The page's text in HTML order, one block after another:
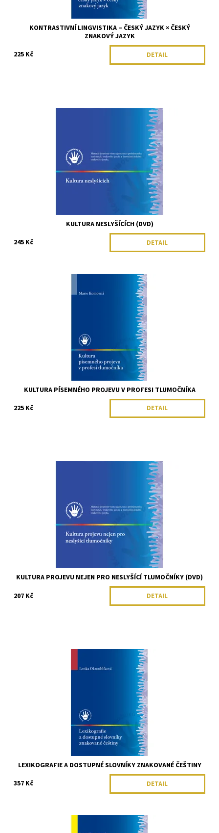
KONTRASTIVNÍ LINGVISTIKA – ČESKÝ JAZYK × ČESKÝ
ZNAKOVÝ JAZYK
225 Kč
DETAIL
KULTURA NESLYŠÍCÍCH (DVD)
245 Kč
DETAIL
KULTURA PÍSEMNÉHO PROJEVU V PROFESI TLUMOČNÍKA
225 Kč
DETAIL
KULTURA PROJEVU NEJEN PRO NESLYŠÍCÍ TLUMOČNÍKY (DVD)
207 Kč
DETAIL
LEXIKOGRAFIE A DOSTUPNÉ SLOVNÍKY ZNAKOVANÉ ČEŠTINY
357 Kč
DETAIL